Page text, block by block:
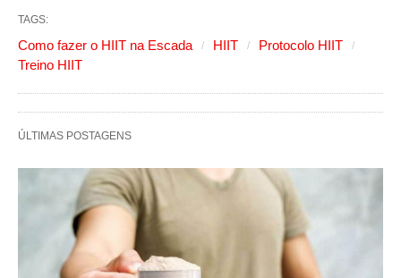
TAGS:
Como fazer o HIIT na Escada HIIT
Protocolo HIIT
Treino HIIT
ÚLTIMAS POSTAGENS